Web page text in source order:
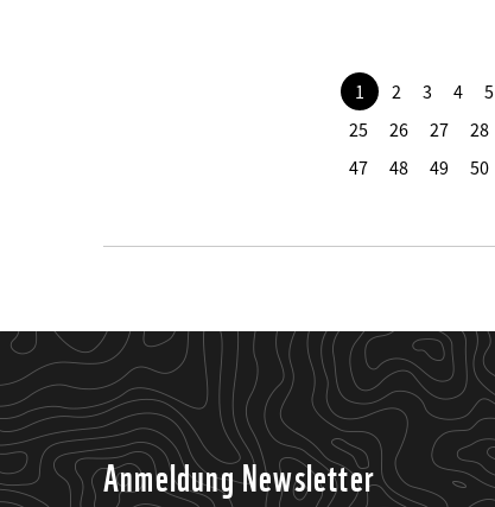
1 2 3 4 5
25
26 27 28
47
48 49 50
Anmeldung Newsletter